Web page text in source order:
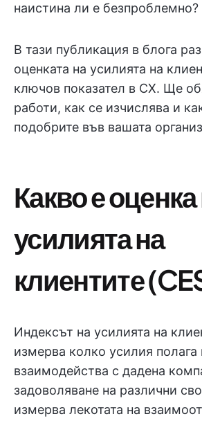
наистина ли е безпроблемно?
В тази публикация в блога
оценката на усилията на
ключов показател в CX. Ще
работи, как се изчислява и
подобрите във вашата
Какво е оценка
усилията на
клиентите
Индексът на усилията на
измерва колко усилия полага
взаимодейства с дадена
задоволяване на различни
измерва лекотата на